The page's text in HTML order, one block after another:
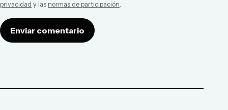
privacidad y las normas de participación.
Enviar comentario